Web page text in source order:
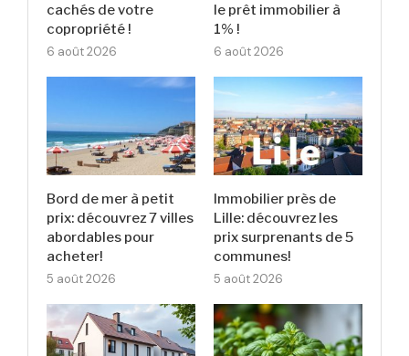
cachés de votre
copropriété !
6 août 2026
le prêt immobilier à
1% !
6 août 2026
Bord de mer à petit
prix: découvrez 7 villes
abordables pour
acheter!
5 août 2026
Immobilier près de
Lille: découvrez les
prix surprenants de 5
communes!
5 août 2026